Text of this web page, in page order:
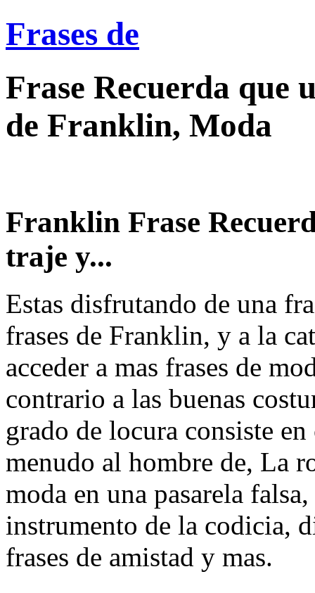
Frases de
Frase Recuerda que
de Franklin, Moda
Franklin Frase
traje y...
Estas disfrutando de una
frases de Franklin, y a la
acceder a mas frases de
contrario a las buenas
grado de locura consiste
menudo al hombre de, La
moda en una pasarela
instrumento de la codicia,
frases de amistad y mas.